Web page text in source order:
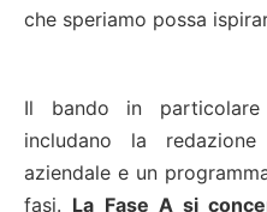
che speriamo possa
Il bando in
includano la
aziendale e un
fasi. La Fase A si